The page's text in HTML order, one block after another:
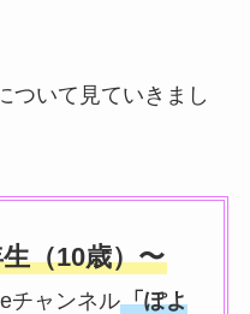
ついて見ていきまし
（10歳）〜
チャンネル「ぽよ